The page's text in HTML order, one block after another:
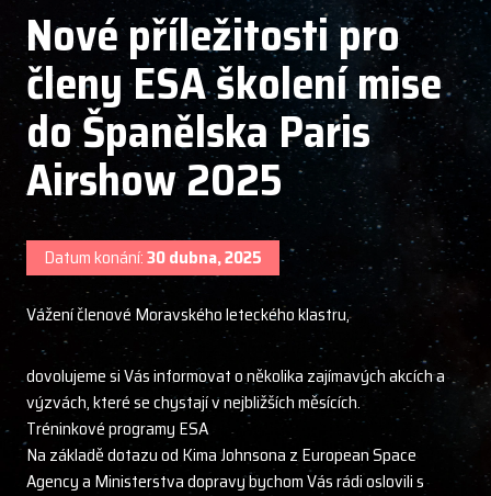
Nové příležitosti pro
členy ESA školení mise
do Španělska Paris
Airshow 2025
Datum konání:30 dubna, 2025
Vážení členové Moravského leteckého klastru,
dovolujeme si Vás informovat o několika zajímavých akcích a
výzvách, které se chystají v nejbližších měsících.
Tréninkové programy ESA
Na základě dotazu od Kima Johnsona z European Space
Agency a Ministerstva dopravy bychom Vás rádi oslovili s